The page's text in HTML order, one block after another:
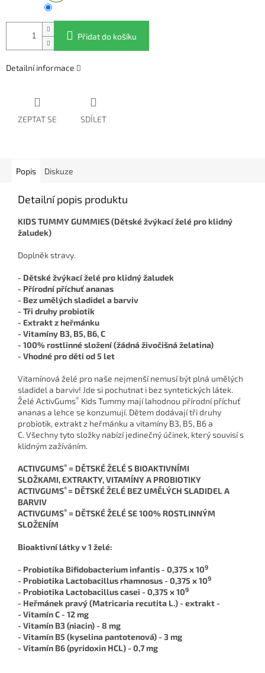
Přidat do košíku
Detailní informace
ZEPTAT SE SDÍLET
Popis Diskuze
Detailní popis produktu
KIDS TUMMY GUMMIES (Dětské žvýkací želé pro klidný
žaludek)
Doplněk stravy.
- Dětské žvýkací želé pro klidný žaludek
- Přírodní příchuť ananas
- Bez umělých sladidel a barviv
- Tři druhy probiotik
- Extrakt z heřmánku
- Vitamíny B3, B5, B6, C
- 100% rostlinné složení (žádná živočišná želatina)
- Vhodné pro děti od 5 let
Vitamínová želé pro naše nejmenší nemusí být plná umělých
sladidel a barviv! Jde si pochutnat i bez syntetických látek.
Želé ActivGums® Kids Tummy mají lahodnou přírodní příchuť
ananas a lehce se konzumují. Dětem dodávají tři druhy
probiotik, extrakt z heřmánku a vitamíny B3, B5, B6 a
C. Všechny tyto složky nabízí jedinečný účinek, který souvisí s
klidným zažíváním.
ACTIVGUMS® = DĚTSKÉ ŽELÉ S BIOAKTIVNÍMI
SLOŽKAMI, EXTRAKTY, VITAMÍNY A PROBIOTIKY
ACTIVGUMS®= DĚTSKÉ ŽELÉ BEZ UMĚLÝCH SLADIDEL A
BARVIV
ACTIVGUMS® = DĚTSKÉ ŽELÉ SE 100% ROSTLINNÝM
SLOŽENÍM
Bioaktivní látky v 1 želé:
- Probiotika Bifidobacterium infantis - 0,375 x 109
- Probiotika Lactobacillus rhamnosus - 0,375 x 109
- Probiotika Lactobacillus casei - 0,375 x 109
- Heřmánek pravý (Matricaria recutita L.) - extrakt -
- Vitamín C - 12 mg
- Vitamín B3 (niacin) - 8 mg
- Vitamín B5 (kyselina pantotenová) - 3 mg
- Vitamín B6 (pyridoxin HCL) - 0,7 mg